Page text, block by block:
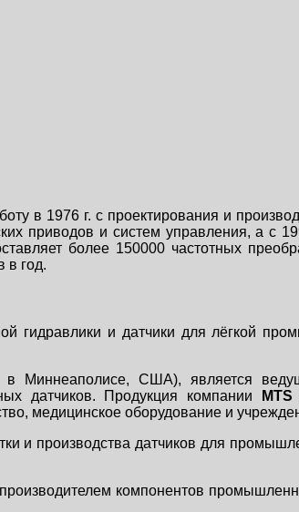
в 1976 г. с проектирования и
приводов и систем управления, а с
более 150000 частотных
в год.
гидравлики и датчики для лёгкой
Миннеаполисе, США), является
датчиков. Продукция компании
MTS
медицинское оборудование и
и производства датчиков для
компонентов